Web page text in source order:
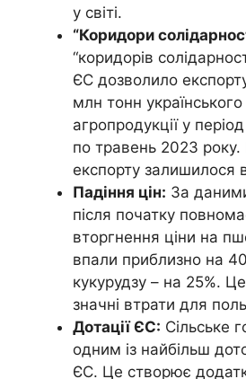
у світі.
“Коридори
“коридорів
ЄС дозволило
млн тонн
агропродукції у
по травень 2023
експорту залишилося
Падіння цін: За
після початку
вторгнення ціни на
впали приблизно на
кукурудзу – на 25%.
значні втрати для
Дотації ЄС: Сільське
одним із найбільш
ЄС. Це створює